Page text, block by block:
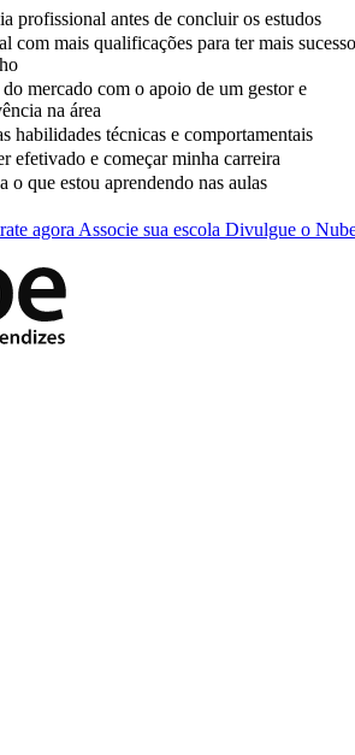
profissional antes de concluir os estudos
com mais qualificações para ter mais sucesso
mercado com o apoio de um gestor e
na área
habilidades técnicas e comportamentais
efetivado e começar minha carreira
o que estou aprendendo nas aulas
agora Associe sua escola Divulgue o